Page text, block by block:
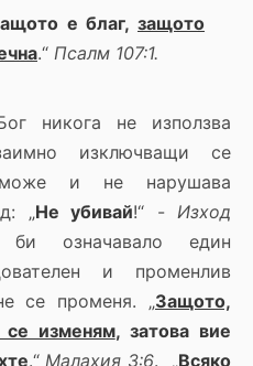
е благ, защото
.“ Псалм 107:1.
никога не използва
изключващи се
и не нарушава
„Не убивай!“ - Изход
означавало един
и променлив
се променя. „Защото,
изменям, затова вие
.“Малахия 3:6. „Всяко